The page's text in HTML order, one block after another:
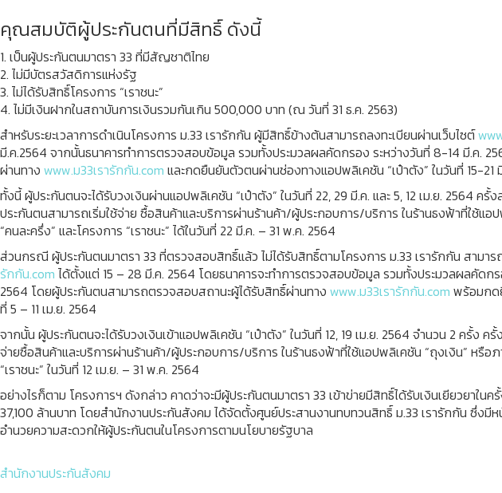
คุณสมบัติผู้ประกันตนที่มีสิทธิ์ ดังนี้
1. เป็นผู้ประกันตนมาตรา 33 ที่มีสัญชาติไทย
2. ไม่มีบัตรสวัสดิการแห่งรัฐ
3. ไม่ได้รับสิทธิ์โครงการ “เราชนะ”
4. ไม่มีเงินฝากในสถาบันการเงินรวมกันเกิน 500,000 บาท (ณ วันที่ 31 ธ.ค. 2563)
สำหรับระยะเวลาการดำเนินโครงการ ม.33 เรารักกัน ผู้มีสิทธิ์ข้างต้นสามารถลงทะเบียนผ่านเว็บไซต์
มี.ค.2564 จากนั้นธนาคารทำการตรวจสอบข้อมูล รวมทั้งประมวลผลคัดกรอง ระหว่างวันที่ 8-14 มี.ค.
ผ่านทาง www.ม33เรารักกัน.com และกดยืนยันตัวตนผ่านช่องทางแอปพลิเคชัน “เป๋าตัง” ในวันที่ 15-21
ทั้งนี้ ผู้ประกันตนจะได้รับวงเงินผ่านแอปพลิเคชัน “เป๋าตัง” ในวันที่ 22, 29 มี.ค. และ 5, 12 เม.ย. 2564 ค
ประกันตนสามารถเริ่มใช้จ่าย ซื้อสินค้าและบริการผ่านร้านค้า/ผู้ประกอบการ/บริการ ในร้านธงฟ้าที่ใช้แอ
“คนละครึ่ง” และโครงการ “เราชนะ” ได้ในวันที่ 22 มี.ค. – 31 พ.ค. 2564
ส่วนกรณี ผู้ประกันตนมาตรา 33 ที่ตรวจสอบสิทธิ์แล้ว ไม่ได้รับสิทธิ์ตามโครงการ ม.33 เรารักกัน สามา
รักกัน.com ได้ตั้งแต่ 15 – 28 มี.ค. 2564 โดยธนาคารจะทำการตรวจสอบข้อมูล รวมทั้งประมวลผลคัดก
2564 โดยผู้ประกันตนสามารถตรวจสอบสถานะผู้ได้รับสิทธิ์ผ่านทาง www.ม33เรารักกัน.com พร้อมกด
ที่ 5 – 11 เม.ย. 2564
จากนั้น ผู้ประกันตนจะได้รับวงเงินเข้าแอปพลิเคชัน “เป๋าตัง” ในวันที่ 12, 19 เม.ย. 2564 จำนวน 2 ครั้ง
จ่ายซื้อสินค้าและบริการผ่านร้านค้า/ผู้ประกอบการ/บริการ ในร้านธงฟ้าที่ใช้แอปพลิเคชัน “ถุงเงิน” หรือภ
“เราชนะ” ในวันที่ 12 เม.ย. – 31 พ.ค. 2564
อย่างไรก็ตาม โครงการฯ ดังกล่าว คาดว่าจะมีผู้ประกันตนมาตรา 33 เข้าข่ายมีสิทธิ์ได้รับเงินเยียวยาใน
37,100 ล้านบาท โดยสำนักงานประกันสังคม ได้จัดตั้งศูนย์ประสานงานทบทวนสิทธิ์ ม.33 เรารักกัน ซึ่งมี
อำนวยความสะดวกให้ผู้ประกันตนในโครงการตามนโยบายรัฐบาล
สำนักงานประกันสังคม